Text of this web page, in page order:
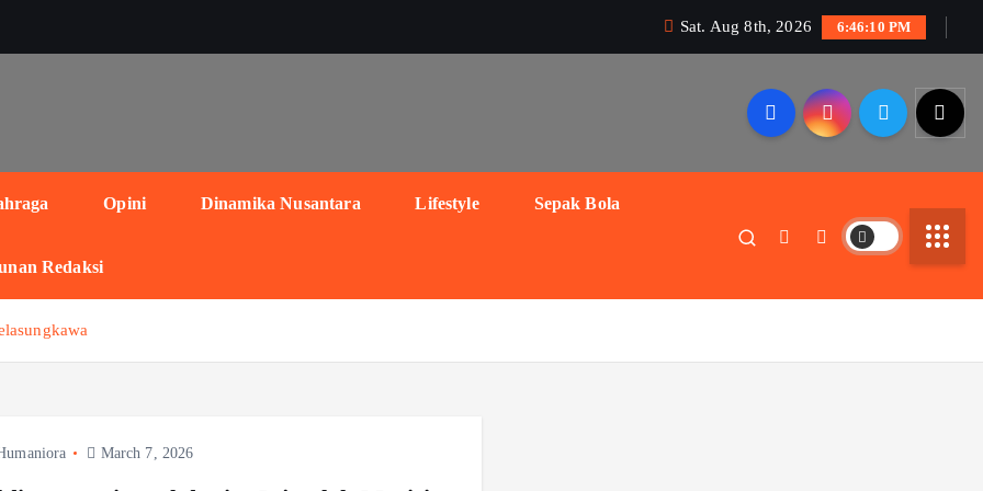
Sat. Aug 8th, 2026 6:46:10 PM
Opini Dinamika Nusantara Lifestyle Sepak Bola
Redaksi
March 7, 2026